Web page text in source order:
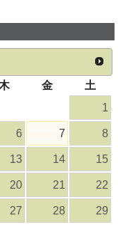
金
土
1
6 7 8
13 14 15
20 21 22
27 28 29